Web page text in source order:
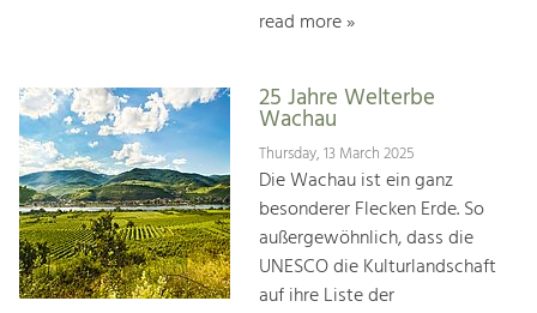
read more »
25 Jahre Welterbe
Wachau
Thursday, 13 March 2025
Die Wachau ist ein ganz
besonderer Flecken Erde. So
außergewöhnlich, dass die
UNESCO die Kulturlandschaft
auf ihre Liste der